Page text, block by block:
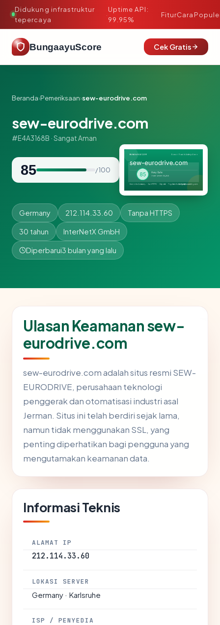
Didukung infrastruktur
tepercaya
·
Uptime API:
99.95%
FiturCara
BungaayuScore Cek Gratis
Beranda›Pemeriksaan›sew-eurodrive.com
sew-eurodrive.com
#E4A3168B · Sangat Aman
85 / 100
Germany 212.114.33.60 Tanpa HTTPS
30 tahun InterNetX GmbH
Diperbarui3 bulan yang lalu
Ulasan Keamanan sew-
eurodrive.com
sew-eurodrive.com adalah situs resmi SEW-
EURODRIVE, perusahaan teknologi
penggerak dan otomatisasi industri asal
Jerman. Situs ini telah berdiri sejak lama,
namun tidak menggunakan SSL, yang
penting diperhatikan bagi pengguna yang
mengutamakan keamanan data.
Informasi Teknis
ALAMAT IP
212.114.33.60
LOKASI SERVER
Germany · Karlsruhe
ISP / PENYEDIA